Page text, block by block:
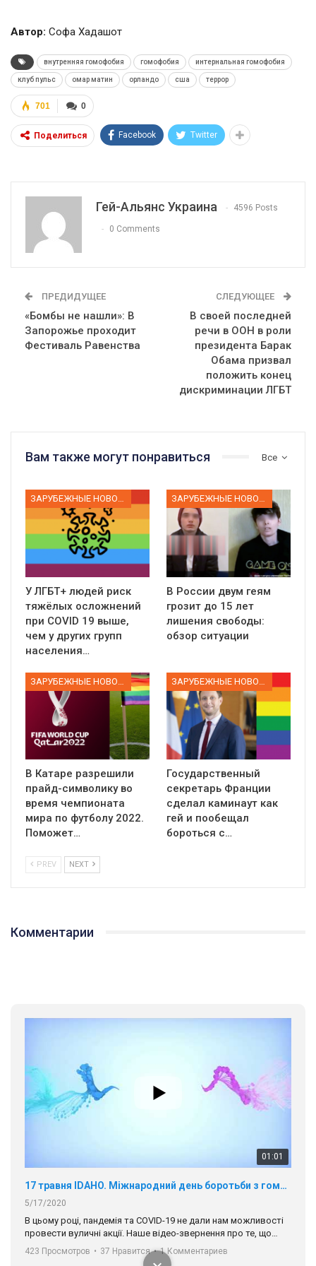
Автор: Софа Хадашот
внутренняя гомофобия гомофобия интернальная гомофобия
клуб пульс омар матин орландо сша террор
0
701
Поделиться Facebook Twitter
Гей-Альянс Украина 4596 Posts
0 Comments
ПРЕДИДУЩЕЕ
«Бомбы не нашли»: В
Запорожье проходит
Фестиваль Равенства
СЛЕДУЮЩЕЕ
В своей последней
речи в ООН в роли
президента Барак
Обама призвал
положить конец
дискриминации ЛГБТ
Все
Вам также могут понравиться
ЗАРУБЕЖНЫЕ НОВОСТИ
У ЛГБТ+ людей риск
тяжёлых осложнений
при COVID 19 выше,
чем у других групп
населения…
ЗАРУБЕЖНЫЕ НОВОСТИ
В России двум геям
грозит до 15 лет
лишения свободы:
обзор ситуации
В Катаре разрешили
прайд-символику во
время чемпионата
мира по футболу 2022.
Поможет…
Государственный
секретарь Франции
сделал каминаут как
гей и пообещал
бороться с…
PREV NEXT
Комментарии
5/17/2020
Разом наш голос лунає гучніше!
00:58
Зупинимо насильство проти ЛГБТ в Україні! Stop violence against LGBT in Ukraine!
6/30/2017
Емоційний та вражаючий промо-ролік на конкурс PACT, який
представляє програму "Гей-альянс Україна" з протидії
насильству проти ЛГБТ в Україні.
1.9K Просмотров 226 Нравится • 5 Комментариев